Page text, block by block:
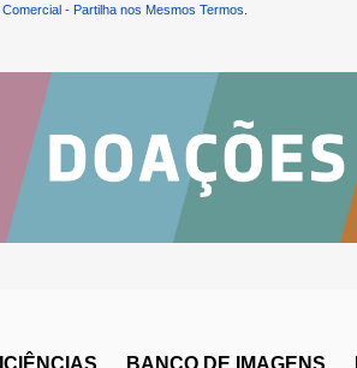
- Partilha nos Mesmos Termos
BANCO DE IMAGENS